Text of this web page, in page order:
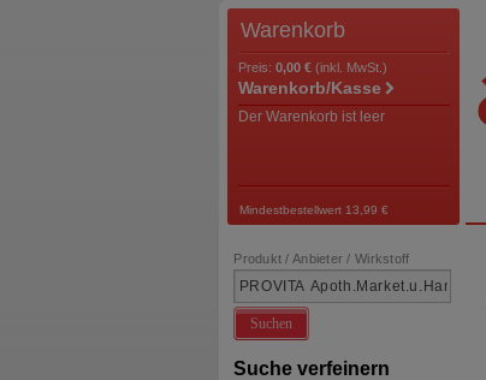
Warenkorb
Preis: 0,00 € (inkl. MwSt.)
Warenkorb/Kasse
Der Warenkorb ist leer
Mindestbestellwert 13,99 €
Produkt / Anbieter / Wirkstoff
Suchen
Suche verfeinern